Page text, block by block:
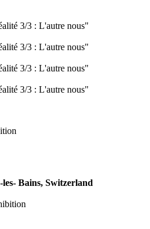
Bains, Switzerland